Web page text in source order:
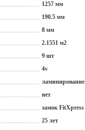
1257 мм
190.5 мм
8 мм
2.1551 м2
9 шт
4v
ламинирование
нет
замок FitXpress
25 лет